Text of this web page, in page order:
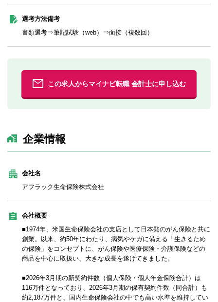
選考方法備考
書類選考⇒筆記試験（web）⇒面接（複数回）
この求人からマイナビ転職 会計士に申し込む
企業情報
会社名
アフラック生命保険株式会社
会社概要
■1974年、米国生命保険会社の支店として日本発のがん保険と共に
創業。以来、約50年にわたり、病気やケガに備える「生きるため
の保険」をコンセプトに、がん保険や医療保険・介護保険などの
商品を中心に取扱い、大きな成長を遂げてきました。
■2026年3月期の新契約件数（個人保険・個人年金保険合計）は
116万件となっており、2026年3月期の保有契約件数（同合計）も
約2,187万件と、国内生命保険会社の中でも高い水準を維持してい